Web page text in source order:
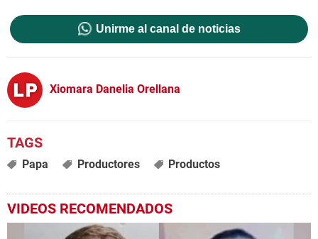
Unirme al canal de noticias
Xiomara Danelia Orellana
Papa Productores Productos
VIDEOS RECOMENDADOS